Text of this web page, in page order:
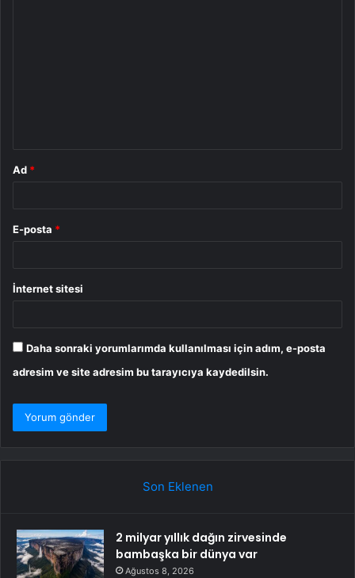
Ad *
E-posta *
İnternet sitesi
Daha sonraki yorumlarımda kullanılması için adım, e-posta
adresim ve site adresim bu tarayıcıya kaydedilsin.
Son Eklenen
2 milyar yıllık dağın zirvesinde
bambaşka bir dünya var
Ağustos 8, 2026